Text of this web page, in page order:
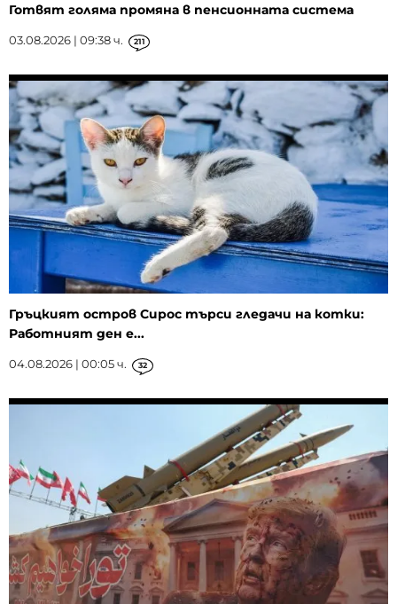
Готвят голяма промяна в пенсионната система
03.08.2026 | 09:38 ч. 211
Гръцкият остров Сирос търси гледачи на котки:
Работният ден е...
04.08.2026 | 00:05 ч. 32